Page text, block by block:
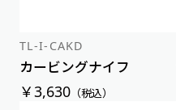
TL-I-CAKD
カービングナイフ
￥3,630（税込）